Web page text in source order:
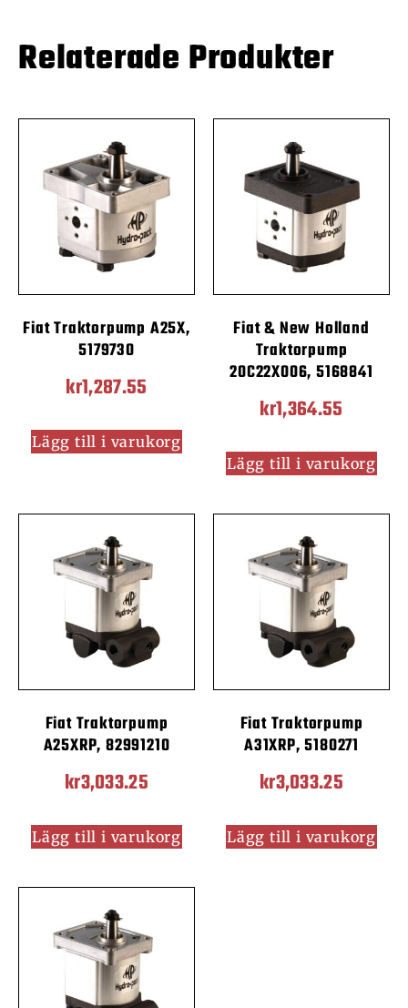
Relaterade Produkter
Fiat Traktorpump A25X,
5179730
kr1,287.55
Lägg till i varukorg
Fiat & New Holland
Traktorpump
20C22X006, 5168841
kr1,364.55
Lägg till i varukorg
Fiat Traktorpump
A25XRP, 82991210
kr3,033.25
Lägg till i varukorg
Fiat Traktorpump
A31XRP, 5180271
kr3,033.25
Lägg till i varukorg